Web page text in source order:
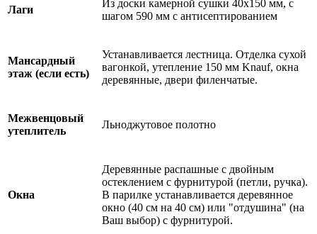
Лаги
Из доски камерной сушки 40х150 мм, с
шагом 590 мм с антисептированием
Мансардный
этаж (если есть)
Устанавливается лестница. Отделка сухой
вагонкой, утепление 150 мм Knauf, окна
деревянные, двери филенчатые.
Межвенцовый
утеплитель
Льноджутовое полотно
Окна
Деревянные распашные с двойным
остеклением с фурнитурой (петли, ручка).
В парилке устанавливается деревянное
окно (40 см на 40 см) или "отдушина" (на
Ваш выбор) с фурнитурой.